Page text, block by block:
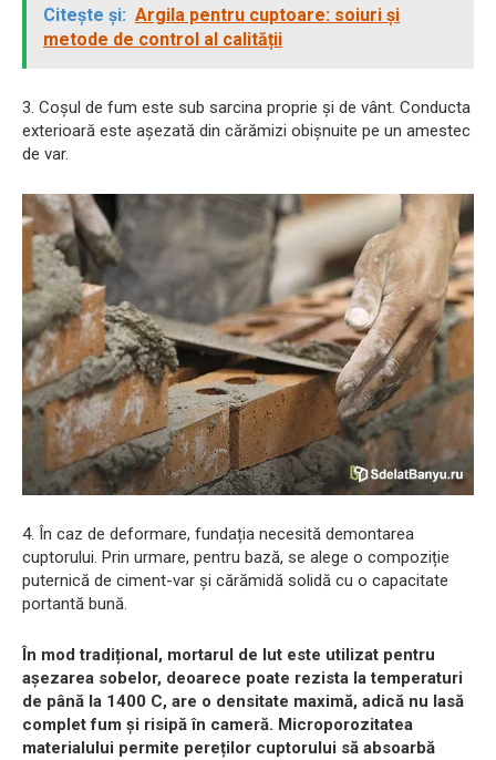
Citește și: Argila pentru cuptoare: soiuri și
metode de control al calității
3. Coșul de fum este sub sarcina proprie și de vânt. Conducta
exterioară este așezată din cărămizi obișnuite pe un amestec
de var.
4. În caz de deformare, fundația necesită demontarea
cuptorului. Prin urmare, pentru bază, se alege o compoziție
puternică de ciment-var și cărămidă solidă cu o capacitate
portantă bună.
În mod tradițional, mortarul de lut este utilizat pentru
așezarea sobelor, deoarece poate rezista la temperaturi
de până la 1400 C, are o densitate maximă, adică nu lasă
complet fum și risipă în cameră. Microporozitatea
materialului permite pereților cuptorului să absoarbă